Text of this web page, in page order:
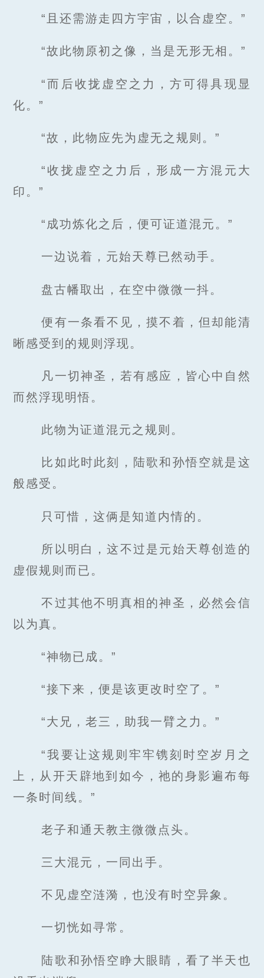
“且还需游走四方宇宙，以合虚空。”
“故此物原初之像，当是无形无相。”
“而后收拢虚空之力，方可得具现显
化。”
“故，此物应先为虚无之规则。”
“收拢虚空之力后，形成一方混元大
印。”
“成功炼化之后，便可证道混元。”
一边说着，元始天尊已然动手。
盘古幡取出，在空中微微一抖。
便有一条看不见，摸不着，但却能清
晰感受到的规则浮现。
凡一切神圣，若有感应，皆心中自然
而然浮现明悟。
此物为证道混元之规则。
比如此时此刻，陆歌和孙悟空就是这
般感受。
只可惜，这俩是知道内情的。
所以明白，这不过是元始天尊创造的
虚假规则而已。
不过其他不明真相的神圣，必然会信
以为真。
“神物已成。”
“接下来，便是该更改时空了。”
“大兄，老三，助我一臂之力。”
“我要让这规则牢牢镌刻时空岁月之
上，从开天辟地到如今，祂的身影遍布每
一条时间线。”
老子和通天教主微微点头。
三大混元，一同出手。
不见虚空涟漪，也没有时空异象。
一切恍如寻常。
陆歌和孙悟空睁大眼睛，看了半天也